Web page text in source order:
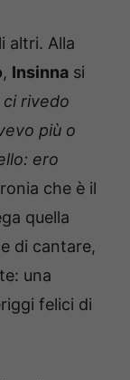
altri. Alla
, Insinna si
rivedo
più o
ero
che è il
quella
di cantare,
una
felici di